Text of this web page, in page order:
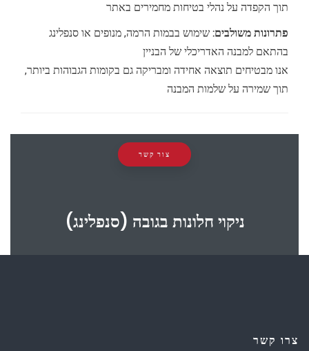
תוך הקפדה על נהלי בטיחות מחמירים באתר
פתרונות משולבים: שימוש בבמות הרמה, מנופים או סנפלינג
בהתאם למבנה האדריכלי של הבניין
אנו מבטיחים תוצאה אחידה ומבריקה גם בקומות הגבוהות ביותר,
תוך שמירה על שלמות המבנה
צור קשר
ניקוי חלונות בגובה (סנפלינג)
צרו קשר